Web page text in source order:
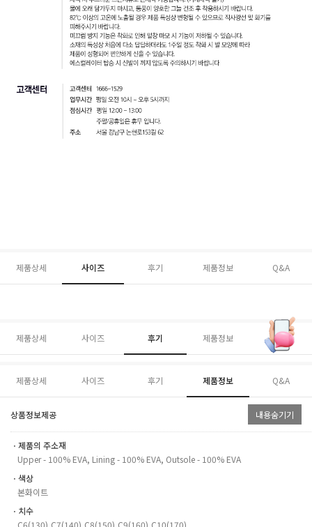
제품상세 사이즈 후기 제품정보 Q&A
제품상세 사이즈 후기 제품정보 Q&A
제품상세 사이즈 후기 제품정보 Q&A
상품정보제공 내용숨기기
ㆍ제품의 주소재
Upper - 100% EVA, Lining - 100% EVA, Outsole - 100% EVA
ㆍ색상
본화이트
ㆍ치수